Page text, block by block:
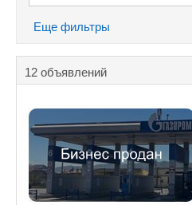
Еще фильтры
12 объявлений